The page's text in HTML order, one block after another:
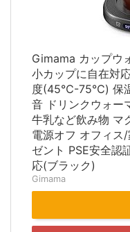
Gimama カップウ
小カップに自在対
度(45℃-75℃) 保温
音 ドリンクウォー
牛乳など飲み物 マ
電源オフ オフィス
ゼント PSE安全認
応(ブラック)
Gimama